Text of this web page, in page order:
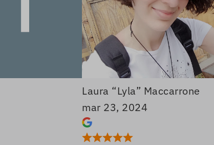
Laura “Lyla” Maccarrone
mar 23, 2024